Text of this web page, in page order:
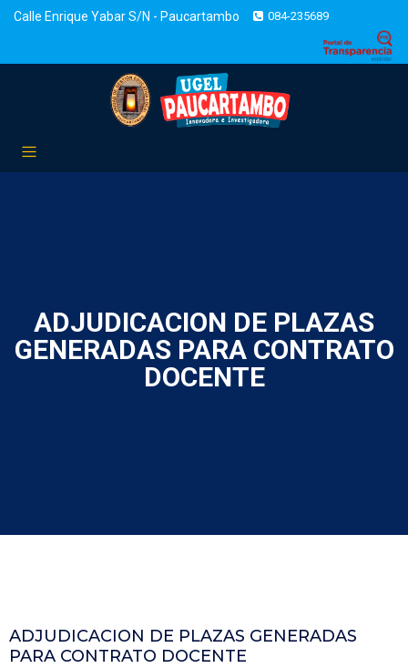
Calle Enrique Yabar S/N - Paucartambo 084-235689
ADJUDICACION DE PLAZAS
GENERADAS PARA CONTRATO
DOCENTE
ADJUDICACION DE PLAZAS GENERADAS
PARA CONTRATO DOCENTE